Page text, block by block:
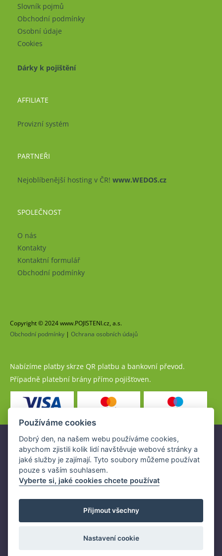
Slovník pojmů
Obchodní podmínky
Osobní údaje
Cookies
Dárky k pojištění
AFFILIATE
Provizní systém
PARTNEŘI
Nejoblíbenější hosting v ČR! www.WEDOS.cz
SPOLEČNOST
O nás
Kontakty
Kontaktní formulář
Obchodní podmínky
Copyright © 2024 www.POJISTENI.cz, a.s.
Obchodní podmínky | Ochrana osobních údajů
Nabízíme platby skrze QR platbu a bankovní převod.
Případně platební brány přímo pojišťoven.
Pojistné produkty jsou nabízeny společností
www.POJISTENI.cz, a.s. na základě platné licence České
národní banky (ČNB).
Licence ČNB umožňuje www.POJISTENI.cz, a.s. poskytovat
v ČR.
Používáme cookies
Dobrý den, na našem webu používáme cookies,
abychom zjistili kolik lidí navštěvuje webové stránky a
jaké služby je zajímají. Tyto soubory můžeme používat
pouze s vaším souhlasem.
Vyberte si, jaké cookies chcete používat
Přijmout všechny
Nastavení cookie